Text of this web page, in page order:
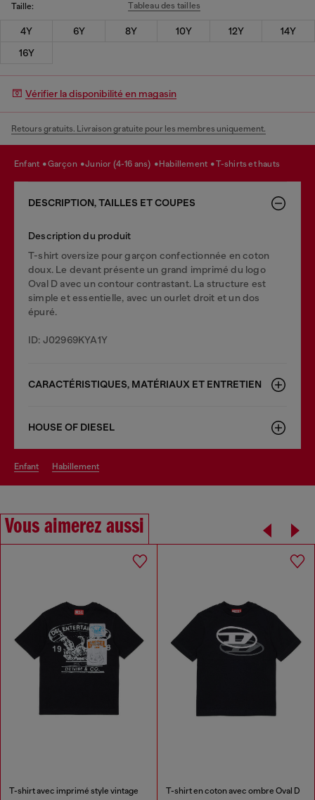
Taille: Tableau des tailles
4Y 6Y 8Y 10Y 12Y
14Y
16Y
Vérifier la disponibilité en magasin
Retours gratuits. Livraison gratuite pour les membres uniquement.
enfant garçon junior (4-16 ans) habillement t-shirts et hauts
DESCRIPTION, TAILLES ET COUPES
Description du produit
T-shirt oversize pour garçon confectionnée en coton
doux. Le devant présente un grand imprimé du logo
Oval D avec un contour contrastant. La structure est
simple et essentielle, avec un ourlet droit et un dos
épuré.
ID: J02969KYA1Y
CARACTÉRISTIQUES, MATÉRIAUX ET ENTRETIEN
HOUSE OF DIESEL
enfant habillement
Vous aimerez aussi
T-shirt avec imprimé style vintage T-shirt en coton avec ombre Oval D